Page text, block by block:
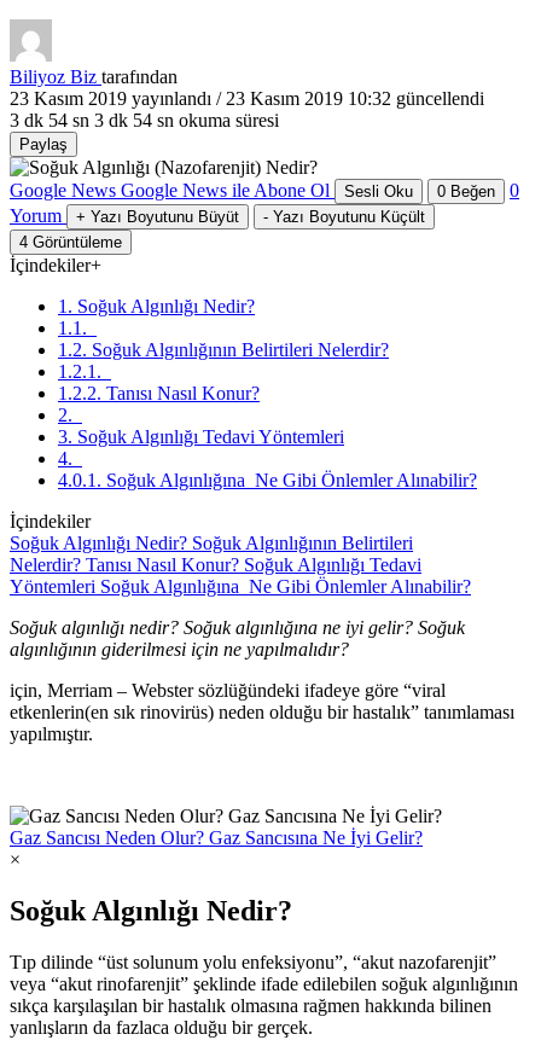
Biliyoz Biz tarafından
23 Kasım 2019 yayınlandı / 23 Kasım 2019 10:32 güncellendi
3 dk 54 sn 3 dk 54 sn okuma süresi
Paylaş
Google News Google News ile Abone Ol Sesli Oku 0 Beğen
0
Yorum
+ Yazı Boyutunu Büyüt - Yazı Boyutunu Küçült
4 Görüntüleme
İçindekiler+
1. Soğuk Algınlığı Nedir?
1.1.
1.2. Soğuk Algınlığının Belirtileri Nelerdir?
1.2.1.
1.2.2. Tanısı Nasıl Konur?
2.
3. Soğuk Algınlığı Tedavi Yöntemleri
4.
4.0.1. Soğuk Algınlığına Ne Gibi Önlemler Alınabilir?
İçindekiler
Soğuk Algınlığı Nedir? Soğuk Algınlığının Belirtileri
Nelerdir? Tanısı Nasıl Konur? Soğuk Algınlığı Tedavi
Yöntemleri Soğuk Algınlığına Ne Gibi Önlemler Alınabilir?
Soğuk algınlığı nedir? Soğuk algınlığına ne iyi gelir? Soğuk
algınlığının giderilmesi için ne yapılmalıdır?
için, Merriam – Webster sözlüğündeki ifadeye göre “viral
etkenlerin(en sık rinovirüs) neden olduğu bir hastalık” tanımlaması
yapılmıştır.
Gaz Sancısı Neden Olur? Gaz Sancısına Ne İyi Gelir?
×
Soğuk Algınlığı Nedir?
Tıp dilinde “üst solunum yolu enfeksiyonu”, “akut nazofarenjit”
veya “akut rinofarenjit” şeklinde ifade edilebilen soğuk algınlığının
sıkça karşılaşılan bir hastalık olmasına rağmen hakkında bilinen
yanlışların da fazlaca olduğu bir gerçek.